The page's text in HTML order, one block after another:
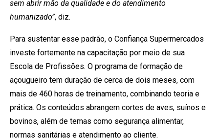
sem abrir mão da qualidade e do atendimento
humanizado”, diz.
Para sustentar esse padrão, o Confiança Supermercados
investe fortemente na capacitação por meio de sua
Escola de Profissões. O programa de formação de
açougueiro tem duração de cerca de dois meses, com
mais de 460 horas de treinamento, combinando teoria e
prática. Os conteúdos abrangem cortes de aves, suínos e
bovinos, além de temas como segurança alimentar,
normas sanitárias e atendimento ao cliente.